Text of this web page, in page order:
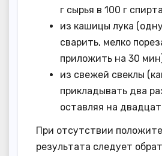
г сырья в 100 г
из кашицы лука
сварить, мелко
приложить на 30
из свежей свеклы
прикладывать два
оставляя на
При отсутствии
результата следует